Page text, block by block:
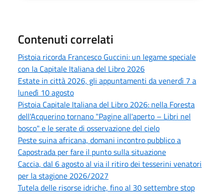
Contenuti correlati
Pistoia ricorda Francesco Guccini: un legame speciale
con la Capitale Italiana del Libro 2026
Estate in città 2026, gli appuntamenti da venerdì 7 a
lunedì 10 agosto
Pistoia Capitale Italiana del Libro 2026: nella Foresta
dell'Acquerino tornano "Pagine all'aperto – Libri nel
bosco" e le serate di osservazione del cielo
Peste suina africana, domani incontro pubblico a
Capostrada per fare il punto sulla situazione
Caccia, dal 6 agosto al via il ritiro dei tesserini venatori
per la stagione 2026/2027
Tutela delle risorse idriche, fino al 30 settembre stop